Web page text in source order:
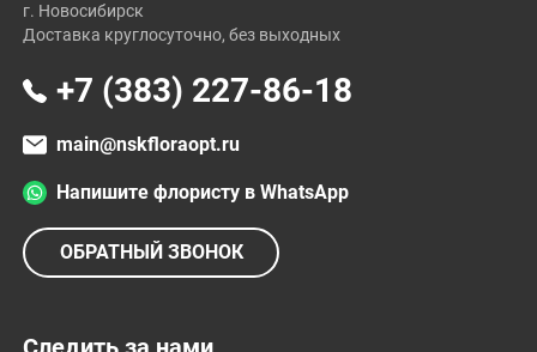
г. Новосибирск
Доставка круглосуточно, без выходных
+7 (383) 227-86-18
main@nskfloraopt.ru
Напишите флористу в WhatsApp
ОБРАТНЫЙ ЗВОНОК